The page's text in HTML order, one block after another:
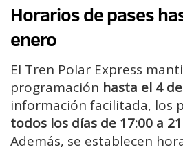
Horarios de pases
enero
El Tren Polar Express
programación hasta el 4
información facilitada, los
todos los días de 17:00 a
Además, se establecen